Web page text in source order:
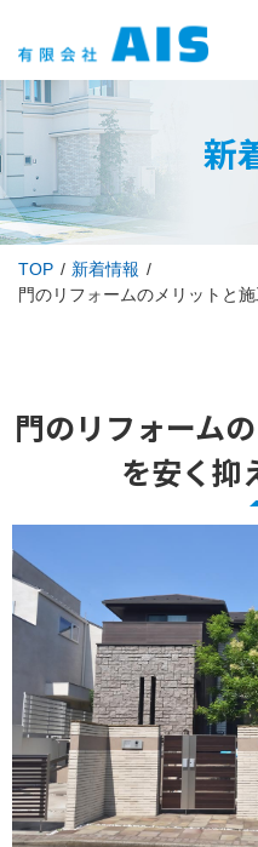
新
TOP
新着情報
門のリフォームのメリットと
門のリフォーム
を安く抑